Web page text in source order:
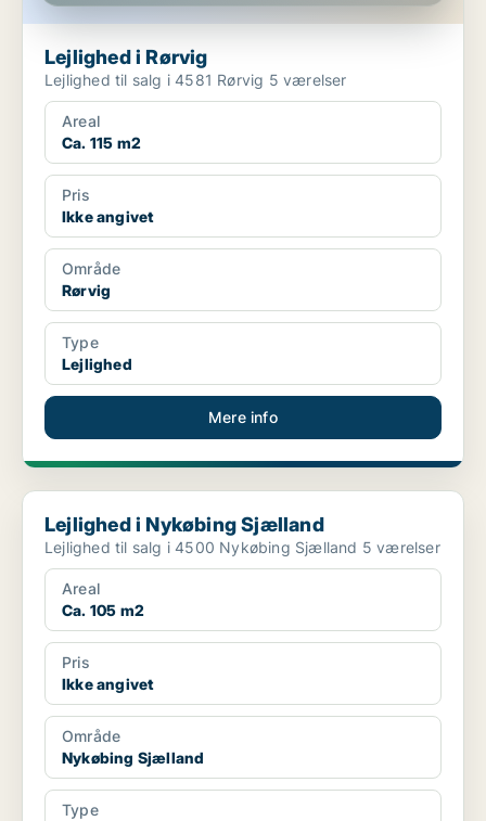
Lejlighed i Rørvig
Lejlighed til salg i 4581 Rørvig 5 værelser
Areal
Ca. 115 m2
Pris
Ikke angivet
Område
Rørvig
Type
Lejlighed
Mere info
Lejlighed i Nykøbing Sjælland
Lejlighed i Nykøbing Sjælland
Lejlighed til salg i 4500 Nykøbing Sjælland 5 værelser
Areal
Ca. 105 m2
Pris
Ikke angivet
Område
Nykøbing Sjælland
Type